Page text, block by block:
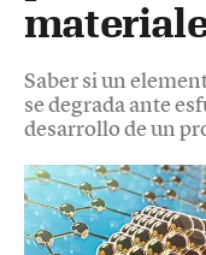
Saber si un
se degrada ante
desarrollo de un